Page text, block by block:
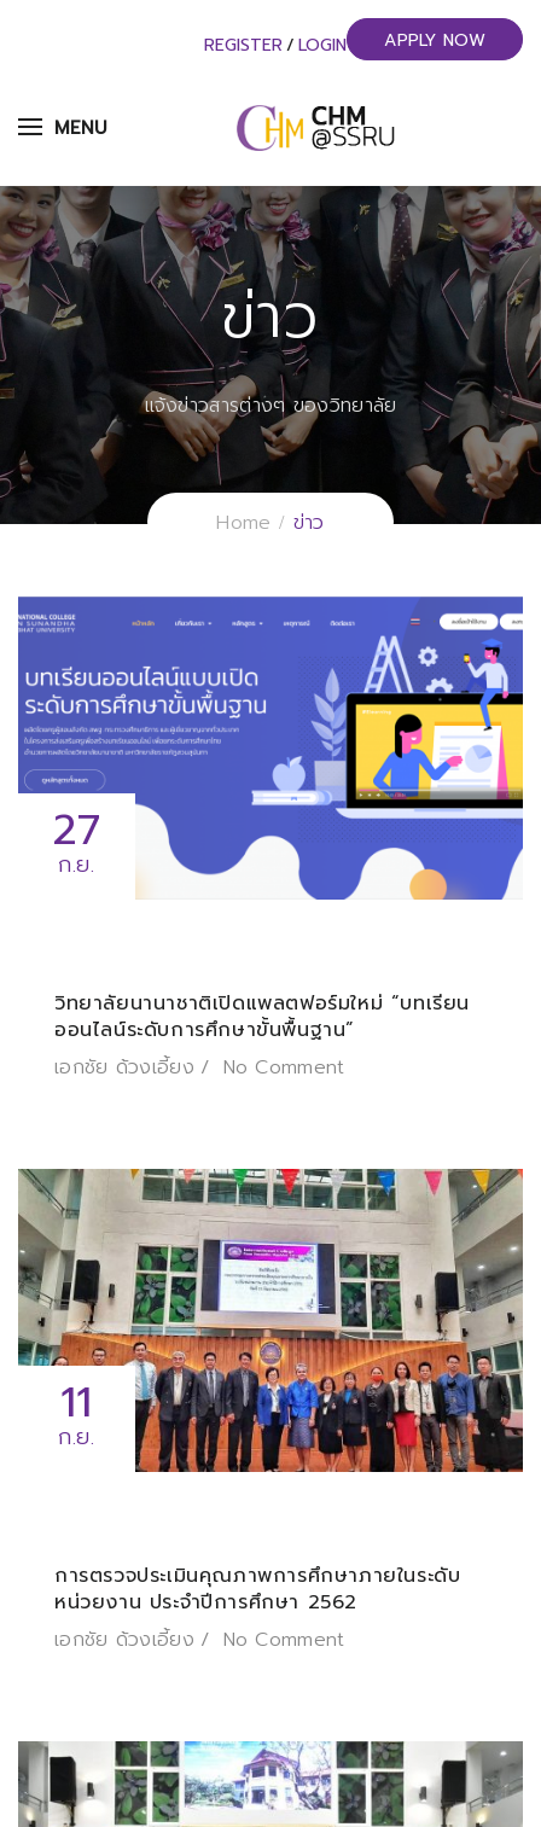
MENU
REGISTER / LOGIN APPLY NOW
ข่าว
แจ้งข่าวสารต่างๆ ของวิทยาลัย
Home ข่าว
27
ก.ย.
วิทยาลัยนานาชาติเปิดแพลตฟอร์มใหม่ “บทเรียน
ออนไลน์ระดับการศึกษาขั้นพื้นฐาน”
เอกชัย ด้วงเอี้ยง
No Comment
11
ก.ย.
การตรวจประเมินคุณภาพการศึกษาภายในระดับ
หน่วยงาน ประจำปีการศึกษา 2562
เอกชัย ด้วงเอี้ยง
No Comment